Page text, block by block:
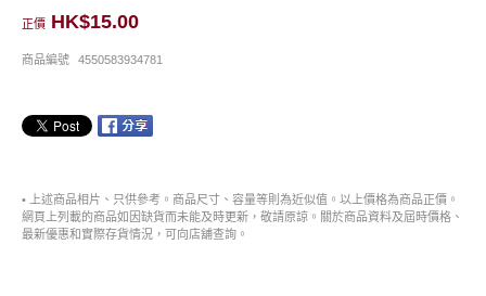
正價 HK$15.00
商品編號 4550583934781
• 上述商品相片、只供參考。商品尺寸、容量等則為近似值。以上價格為商品正價。
網頁上列載的商品如因缺貨而未能及時更新，敬請原諒。關於商品資料及屆時價格、
最新優惠和實際存貨情況，可向店舖查詢。